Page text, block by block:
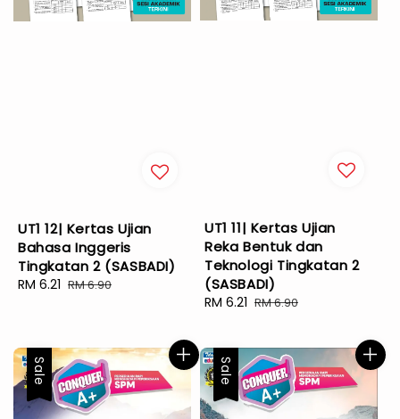
UT1 12| Kertas Ujian
Bahasa Inggeris
Tingkatan 2 (SASBADI)
Sale
RM 6.21 Regular
RM 6.90
UT1 11| Kertas Ujian
Reka Bentuk dan
Teknologi Tingkatan 2
(SASBADI)
Sale
RM 6.21 Regular
RM 6.90
Sale Sale